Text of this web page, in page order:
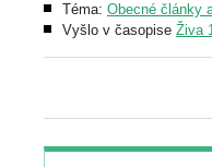
Téma: Obecné články
Vyšlo v časopise Živa